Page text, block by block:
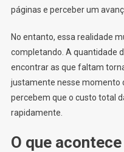
páginas e perceber um
No entanto, essa realidade
completando. A quantidade
encontrar as que faltam
justamente nesse momento
percebem que o custo total
rapidamente.
O que